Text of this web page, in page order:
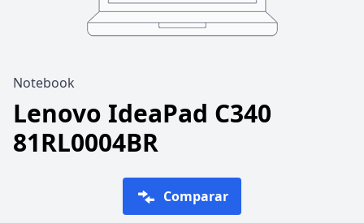
Notebook
Lenovo IdeaPad C340
81RL0004BR
Comparar